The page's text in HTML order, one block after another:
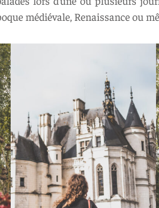
médiévale, Renaissance ou